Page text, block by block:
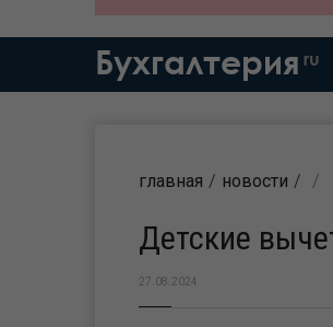
Бухгалтерия ru
главная новости
Детские
27.08.2024